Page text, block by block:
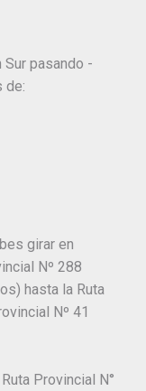
pasando -
de:
girar en
Nº 288
hasta la Ruta
Nº 41
Provincial N°